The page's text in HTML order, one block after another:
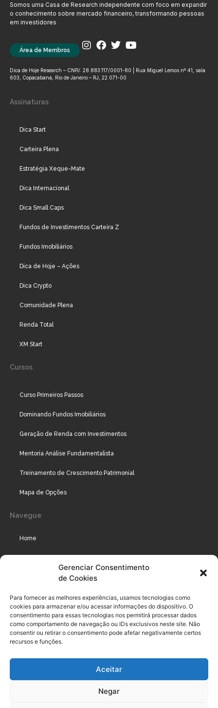
Gerenciar Consentimento
de Cookies
Para fornecer as melhores experiências, usamos tecnologias como
cookies para armazenar e/ou acessar informações do dispositivo. O
consentimento para essas tecnologias nos permitirá processar dados
como comportamento de navegação ou IDs exclusivos neste site. Não
consentir ou retirar o consentimento pode afetar negativamente certos
recursos e funções.
Aceitar
Negar
Somos uma Casa de Research independente com foco em expandir
o conhecimento sobre mercado financeiro, transformando pessoas
em investidores
Área de Membros
Dica de Hoje Research – CNPJ: 28.883.117/0001-80 | Rua Miguel Lemos nº 41, sala
603, Copacabana, Rio de Janeiro – RJ, 22.071-00
Assinaturas
Dica Start
Carteira Plena
Estratégia Xeque-Mate
Dica Internacional
Dica Small Caps
Fundos de Investimentos Carteira Z
Fundos Imobiliários
Dica de Hoje – Ações
Dica Crypto
Comunidade Plena
Renda Total
XM Start
Cursos
Curso Primeiros Passos
Dominando Fundos Imobiliários
Geração de Renda com Investimentos
Mentoria Análise Fundamentalista
Treinamento de Crescimento Patrimonial
Mapa de Opções
Navegue
Home
Podcast
Legal
Termo de uso do usuário e assinante